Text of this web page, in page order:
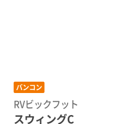
バンコン
RVビックフット
スウィングC